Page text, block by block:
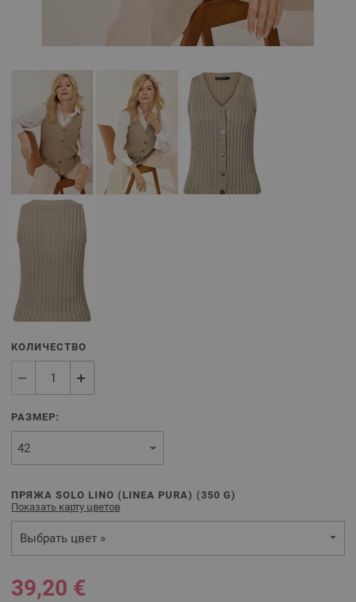
КОЛИЧЕСТВО
РАЗМЕР:
ПРЯЖА SOLO LINO (LINEA PURA) (350 G)
Показать карту цветов
Выбрать цвет »
39,20 €